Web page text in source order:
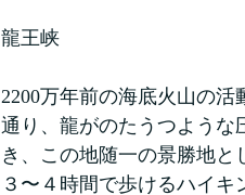
龍王峡
2200万年前の海底火山の
通り、龍がのたうつような
き、この地随一の景勝地
３〜４時間で歩けるハイキ